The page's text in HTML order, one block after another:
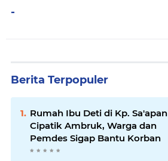
-
Berita Terpopuler
Rumah Ibu Deti di Kp. Sa'apan
Cipatik Ambruk, Warga dan
Pemdes Sigap Bantu Korban